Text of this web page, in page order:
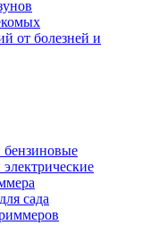
от болезней и
бензиновые
сада